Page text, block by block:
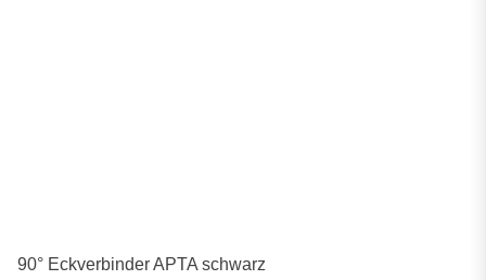
90° Eckverbinder APTA schwarz